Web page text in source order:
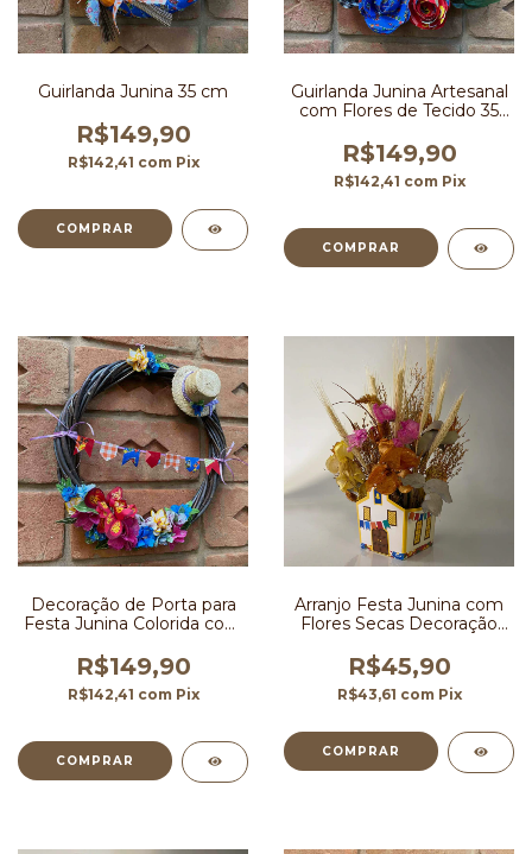
Guirlanda Junina 35 cm
R$149,90
R$142,41 com Pix
Guirlanda Junina Artesanal
com Flores de Tecido 35
R$149,90
R$142,41 com Pix
Decoração de Porta para
Festa Junina Colorida com
R$149,90
R$142,41 com Pix
Arranjo Festa Junina com
Flores Secas Decoração
R$45,90
R$43,61 com Pix